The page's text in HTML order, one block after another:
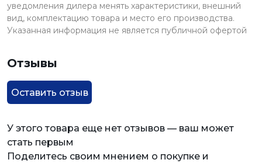
уведомления дилера менять характеристики, внешний
вид, комплектацию товара и место его производства.
Указанная информация не является публичной офертой
Отзывы
Оставить отзыв
У этого товара еще нет отзывов — ваш может
стать первым
Поделитесь своим мнением о покупке и